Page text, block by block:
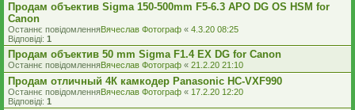
Продам объектив Sigma 150-500mm F5-6.3 APO DG OS HSM for
Canon
Останнє повідомленняВячеслав Фотограф « 4.3.20 08:25
Відповіді: 1
Продам объектив 50 mm Sigma F1.4 EX DG for Canon
Останнє повідомленняВячеслав Фотограф « 21.2.20 21:10
Продам отличный 4К камкодер Panasonic HC-VXF990
Останнє повідомленняВячеслав Фотограф « 17.2.20 12:20
Відповіді: 1